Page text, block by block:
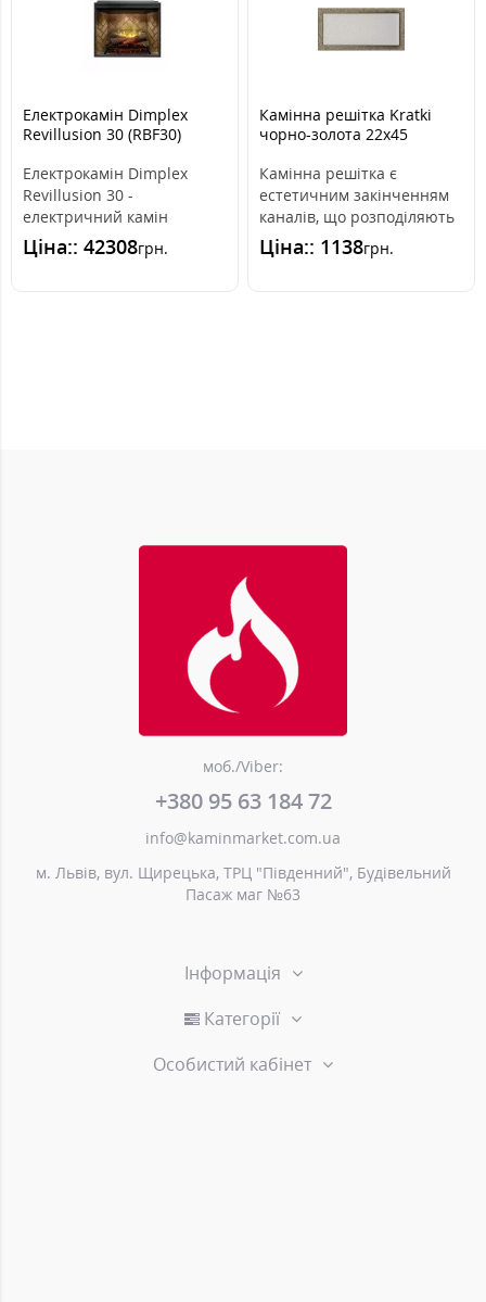
Електрокамін Dimplex
Revillusion 30 (RBF30)
Електрокамін Dimplex
Revillusion 30 -
електричний камін
преміум класу для
вбудовування. Підходить
Ціна:: 42308грн.
Камінна решітка Kratki
чорно-золота 22x45
Камінна решітка є
естетичним закінченням
каналів, що розподіляють
гаряче повітря з каміна.
Вона вмо..
Ціна:: 1138грн.
моб./Viber:
+380 95 63 184 72
info@kaminmarket.com.ua
м. Львів, вул. Щирецька, ТРЦ "Південний", Будівельний
Пасаж маг №63
Інформація
Категорії
Особистий кабінет